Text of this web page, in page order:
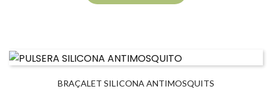
BRAÇALET SILICONA ANTIMOSQUITS